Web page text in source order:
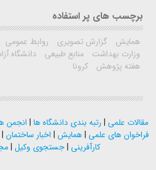
برچسب های پر استفاده
همایش گزارش تصویری روابط عمومی
وزارت بهداشت
منابع طبیعی دانشگاه
هفته پژوهش
کرونا
مقالات علمی | رتبه بندی دانشگاه ها | انجمن
فراخوان های علمی |همایش | اخبار ساختمان |
کارآفرینی |جستجوی وکیل |